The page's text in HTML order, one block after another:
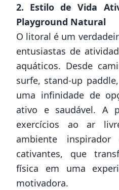
2. Estilo de Vida
Playground Natural
O litoral é um
entusiastas de
aquáticos. Desde
surfe, stand-up
uma infinidade de
ativo e saudável. A
exercícios ao ar
ambiente
cativantes, que
física em uma
motivadora.